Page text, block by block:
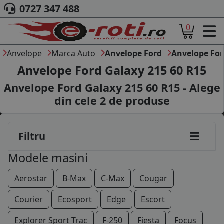
ACASA
DESPRE NOI
ANVELOPE
AUTO
CAMION
MOTO
MARCA AUTO
BLOG
B2B - COLABORARE COMPANII
CONT
0727 347 488
0
Anvelope Marca Auto Anvelope Ford Anvelope
Anvelope Ford Galaxy 215 60 R15
Anvelope Ford Galaxy 215 60 R15 - Alege
din cele 2de produse
Filtru
Modele masini
Aerostar B-Max C-Max
Cougar
Courier
Ecosport Edge
Escort
Explorer Sport Trac
F-250 Fiesta
Focus